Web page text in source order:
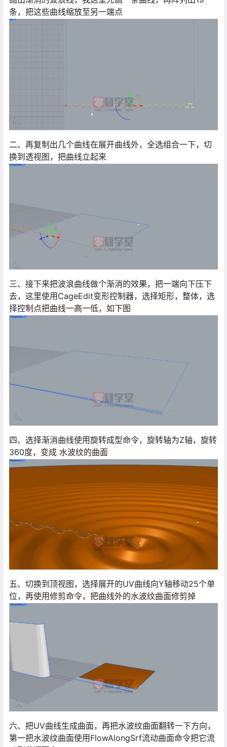
条，把这些曲线缩放至另一端点
二、再复制出几个曲线在展开曲线外，全选组合一下，切
换到透视图，把曲线立起来
三、接下来把波浪曲线做个渐消的效果，把一端向下压下
去，这里使用CageEdit变形控制器，选择矩形，整体，选
择控制点把曲线一高一低，如下图
四、选择渐消曲线使用旋转成型命令，旋转轴为Z轴，旋转
360度，变成 水波纹的曲面
五、切换到顶视图，选择展开的UV曲线向Y轴移动25个单
位，再使用修剪命令，把曲线外的水波纹曲面修剪掉
六、把UV曲线生成曲面，再把水波纹曲面翻转一下方向，
第一把水波纹曲面使用FlowAlongSrf流动曲面命令把它流